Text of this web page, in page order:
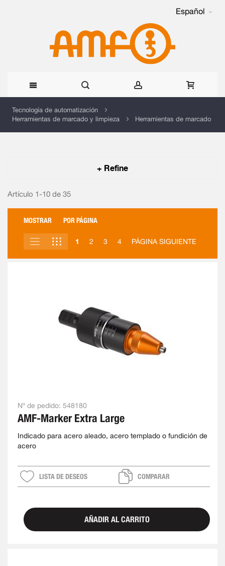
Español
Tecnología de automatización
Herramientas de marcado y limpieza
Herramientas de marcado
+ Refine
Artículo 1-10 de 35
MOSTRAR POR PÁGINA
1 2 3 4 PÁGINA SIGUIENTE
VER
COMO
LISTA PARRILLA
Nº de pedido: 548180
AMF-Marker Extra Large
Indicado para acero aleado, acero templado o fundición de
acero
LISTA DE DESEOS COMPARAR
AÑADIR AL CARRITO